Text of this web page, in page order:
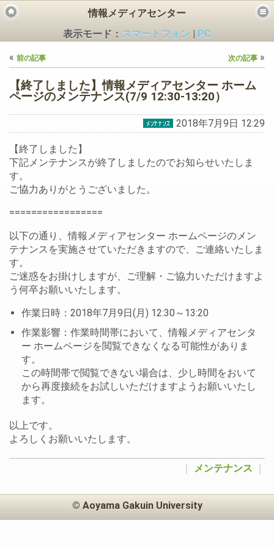
情報メディアセンター
表示モード： スマートフォン
PC
« 前の記事 次の記事 »
【終了しました】情報メディアセンター ホーム
ページのメンテナンス(7/9 12:30-13:20）
2018年7月9日 12:29
【終了しました】
下記メンテナンスが終了しましたのでお知らせいたしま
す。
ご協力ありがとうございました。
=================
以下の通り、情報メディアセンター ホームページのメン
テナンスを実施させていただきますので、ご連絡いたしま
す。
ご迷惑をお掛けしますが、ご理解・ご協力いただけますよ
う何卒お願いいたします。
作業日時：2018年7月9日(月) 12:30～13:20
作業影響：作業時間帯において、情報メディアセンタ
ー ホームページを閲覧できなくなる可能性がありま
す。
この時間帯で閲覧できない場合は、少し時間をおいて
から再度接続をお試しいただけますようお願いいたし
ます。
以上です。
よろしくお願いいたします。
メンテナンス
© Aoyama Gakuin University